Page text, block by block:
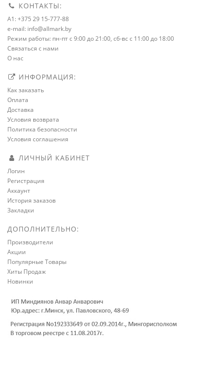
КОНТАКТЫ:
A1: +375 29 15-777-88
e-mail: info@allmark.by
Режим работы: пн-пт с 9:00 до 21:00, сб-вс с 11:00 до 18:00
Связаться с нами
О нас
ИНФОРМАЦИЯ:
Как заказать
Оплата
Доставка
Условия возврата
Политика безопасности
Условия соглашения
ЛИЧНЫЙ КАБИНЕТ
Логин
Регистрация
Аккаунт
История заказов
Закладки
ДОПОЛНИТЕЛЬНО:
Производители
Акции
Популярные Товары
Хиты Продаж
Новинки